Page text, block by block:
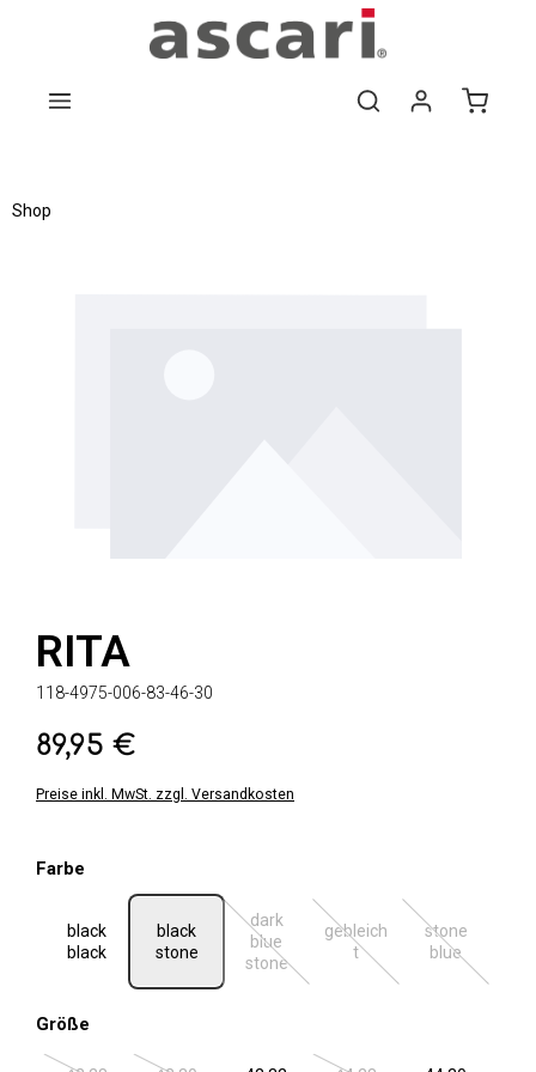
Zum Hauptinhalt springen
Shop
RITA
118-4975-006-83-46-30
Regulärer Preis:
89,95 €
Preise inkl. MwSt. zzgl. Versandkosten
Farbe
black
black
black
stone
dark
blue
stone
(Diese Option ist zurzeit nicht
gebleich
t(Diese Option ist zurzeit
stone
blue
(Diese
Größe